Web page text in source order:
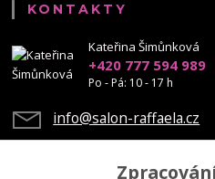
KONTAKTY
Kateřina Šimůnková
+420 777 594 989
Po - Pá: 10 - 17 h
info@salon-raffaela.cz